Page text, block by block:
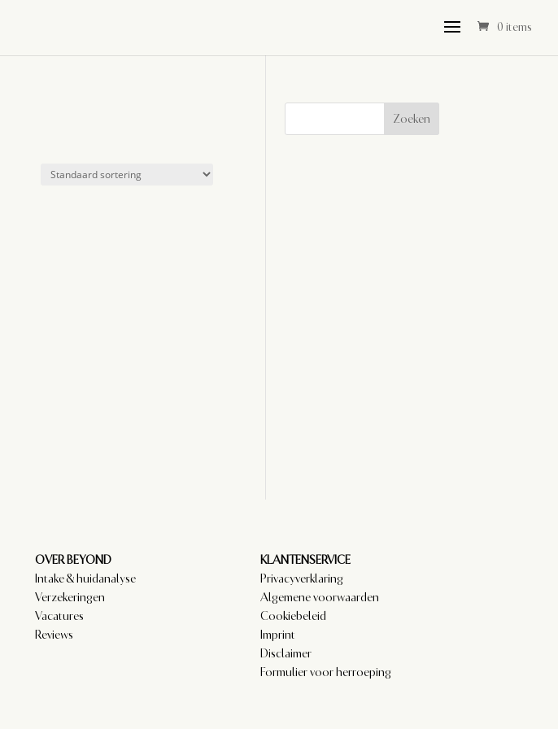
0 items
Zoeken
OVER BEYOND
Intake & huidanalyse
Verzekeringen
Vacatures
Reviews
KLANTENSERVICE
Privacyverklaring
Algemene voorwaarden
Cookiebeleid
Imprint
Disclaimer
Formulier voor herroeping